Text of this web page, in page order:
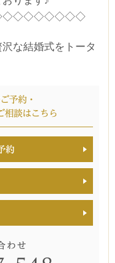
な結婚式をトータ
む
548